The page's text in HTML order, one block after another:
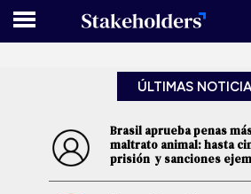
ÚLTIMAS
Brasil aprueba penas
maltrato animal: hasta
prisión y sanciones